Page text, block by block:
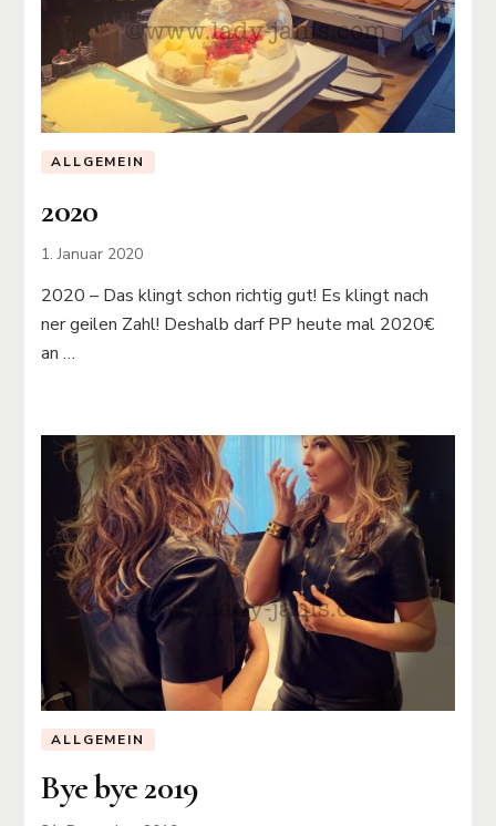
ALLGEMEIN
2020
1. Januar 2020
2020 – Das klingt schon richtig gut! Es klingt nach
ner geilen Zahl! Deshalb darf PP heute mal 2020€
an …
ALLGEMEIN
Bye bye 2019